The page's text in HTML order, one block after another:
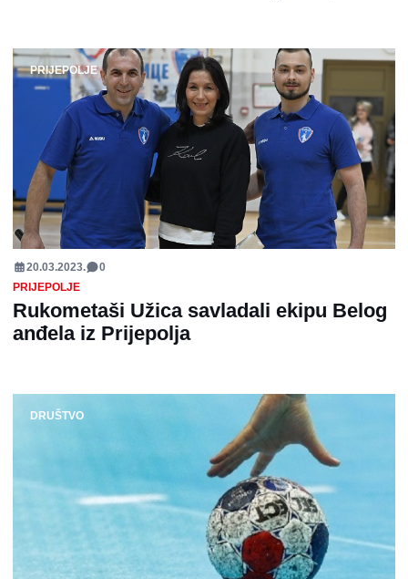
PRIJEPOLJE
20.03.2023.
0
PRIJEPOLJE
Rukometaši Užica savladali ekipu Belog
anđela iz Prijepolja
DRUŠTVO